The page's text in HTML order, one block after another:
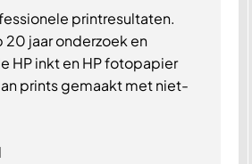
printresultaten.
jaar onderzoek en
HP inkt en HP fotopapier
prints gemaakt met niet-